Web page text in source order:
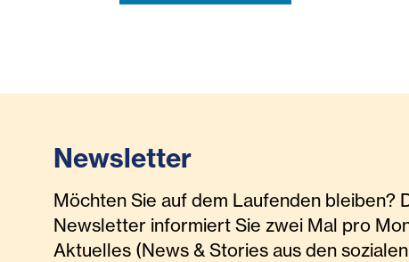
Newsletter
Möchten Sie auf dem Laufenden bleiben?
Newsletter informiert Sie zwei Mal pro
Aktuelles (News & Stories aus den